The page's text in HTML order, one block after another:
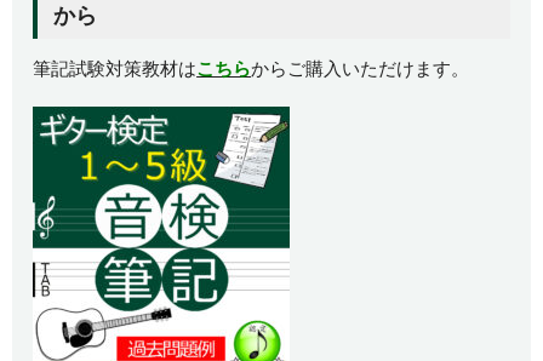
から
筆記試験対策教材はこちらからご購入いただけます。